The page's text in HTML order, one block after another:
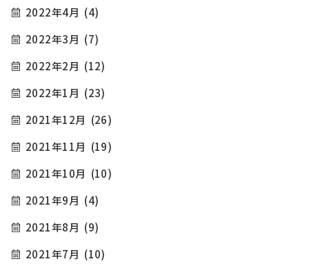
2022年4月 (4)
2022年3月 (7)
2022年2月 (12)
2022年1月 (23)
2021年12月 (26)
2021年11月 (19)
2021年10月 (10)
2021年9月 (4)
2021年8月 (9)
2021年7月 (10)